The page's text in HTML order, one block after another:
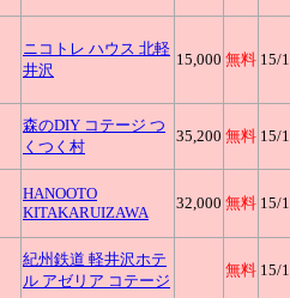
ニコトレ ハウス 北軽
井沢
15,000 無料 15/
森のDIY コテージ つ
くつく村
35,200 無料 15/
HANOOTO
KITAKARUIZAWA
32,000 無料 15/
紀州鉄道 軽井沢ホテ
ル アゼリア コテージ
無料 15/